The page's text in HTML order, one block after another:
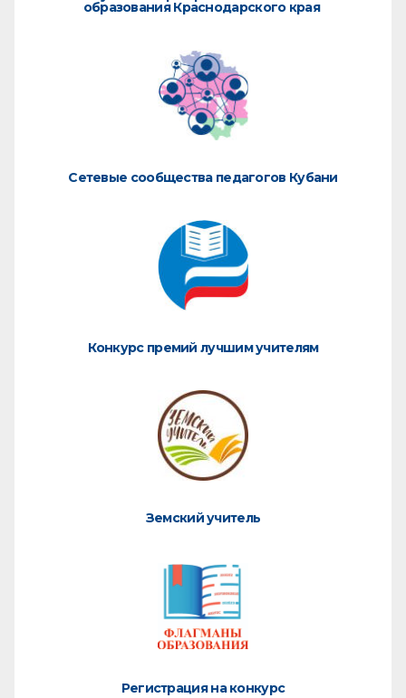
образования Краснодарского края
Сетевые сообщества педагогов Кубани
Конкурс премий лучшим учителям
Земский учитель
Регистрация на конкурс